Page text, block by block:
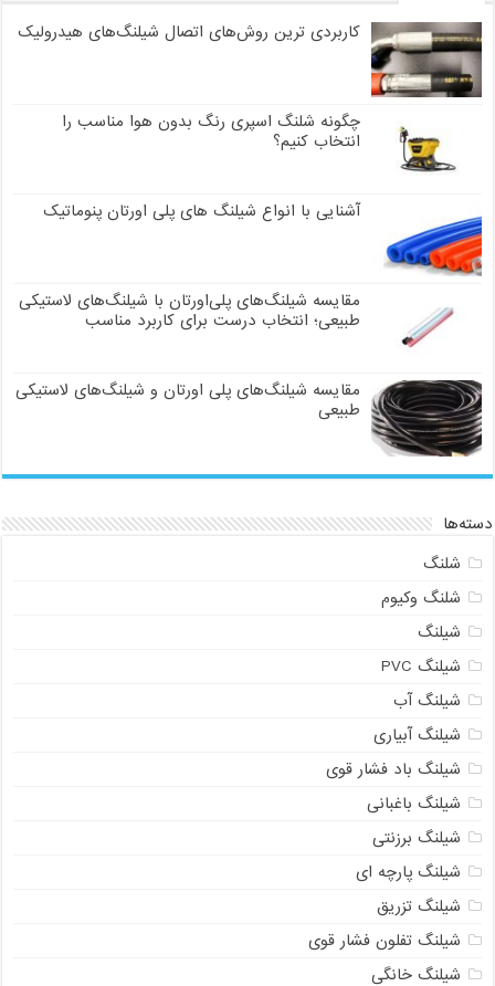
کاربردی ترین روش‌های اتصال شیلنگ‌های هیدرولیک
چگونه شلنگ اسپری رنگ بدون هوا مناسب را
انتخاب کنیم؟
آشنایی با انواع شیلنگ های پلی اورتان پنوماتیک
مقایسه شیلنگ‌های پلی‌اورتان با شیلنگ‌های لاستیکی
طبیعی؛ انتخاب درست برای کاربرد مناسب
مقایسه شیلنگ‌های پلی اورتان و شیلنگ‌های لاستیکی
طبیعی
دسته‌ها
شلنگ
شلنگ وکیوم
شیلنگ
شیلنگ PVC
شیلنگ آب
شیلنگ آبیاری
شیلنگ باد فشار قوی
شیلنگ باغبانی
شیلنگ برزنتی
شیلنگ پارچه‌ ای
شیلنگ تزریق
شیلنگ تفلون فشار قوی
شیلنگ خانگی